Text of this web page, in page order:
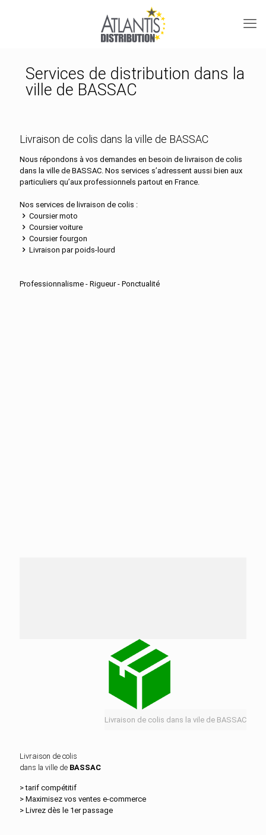
Services de distribution dans la
ville de BASSAC
Livraison de colis dans la ville de BASSAC
Nous répondons à vos demandes en besoin de livraison de colis
dans la ville de BASSAC. Nos services s’adressent aussi bien aux
particuliers qu’aux professionnels partout en France.
Nos services de livraison de colis :
Coursier moto
Coursier voiture
Coursier fourgon
Livraison par poids-lourd
Professionnalisme - Rigueur - Ponctualité
Livraison de colis dans la vile de BASSAC
Livraison de colis
dans la ville de BASSAC
> tarif compétitif
> Maximisez vos ventes e‑commerce
> Livrez dès le 1er passage